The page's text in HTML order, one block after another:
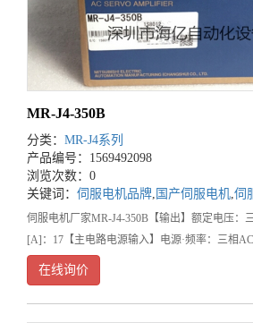
MR-J4-350B
分类： MR-J4系列
产品编号：1569492098
浏览次数：0
关键词： 伺服电机品牌 国产伺服电机 伺
伺服电机厂家MR-J4-350B【输出】额定电压：
[A]：17【主电路电源输入】电源·频率：三相
在线询价